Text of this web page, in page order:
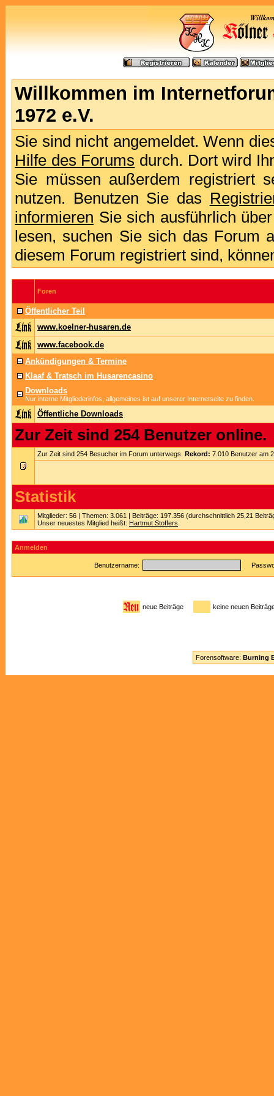
Willkommen im
1972 e.V.
Sie sind nicht angemeldet. Wenn
Hilfe des Forums durch. Dort wird
Sie müssen außerdem registriert
nutzen. Benutzen Sie das
informieren Sie sich ausführlich
lesen, suchen Sie sich das Forum
diesem Forum registriert sind,
Foren
Öffentlicher Teil
www.koelner-husaren.de
www.facebook.de
Ankündigungen & Termine
Klaaf & Tratsch im Husarencasino
Downloads
Nur interne Mitgliederinfos, allgemeines ist auf unserer Internetseite zu finden.
Öffentliche Downloads
Zur Zeit sind 254 Benutzer online.
Zur Zeit sind 254 Besucher im Forum unterwegs. Rekord: 7.010 Benutzer am
Statistik
Mitglieder: 56 | Themen: 3.061 | Beiträge: 197.356 (durchschnittlich 25,21
Unser neuestes Mitglied heißt: Hartmut Stoffers
Anmelden
Benutzername:
neue Beiträge keine neuen
Forensoftware: Burning